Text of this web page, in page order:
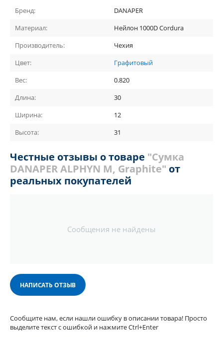
Бренд:
DANAPER
Материал:
Нейлон 1000D Cordura
Производитель:
Чехия
Цвет:
Графитовый
Вес:
0.820
Длина:
30
Ширина:
12
Высота:
31
Честные отзывы о товаре "Сумка
DANAPER ALPHYN M, Graphite" от
реальных покупателей
Сообщения не найдены
НАПИСАТЬ ОТЗЫВ
Сообщите нам, если нашли ошибку в описании товара! Просто
выделите текст с ошибкой и нажмите Ctrl+Enter